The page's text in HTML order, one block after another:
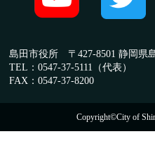
島田市役所 〒427-8501 静岡県
TEL：0547-37-5111（代表）
FAX：0547-37-8200
Copyright©City of